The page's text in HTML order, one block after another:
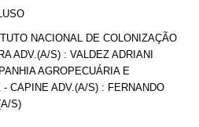
NACIONAL DE COLONIZAÇÃO
ADV.(A/S) : VALDEZ ADRIANI
AGROPECUÁRIA E
- CAPINE ADV.(A/S) : FERNANDO
S)